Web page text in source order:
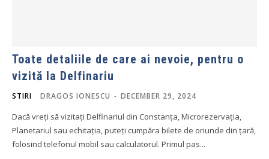
Toate detaliile de care ai nevoie, pentru o
vizită la Delfinariu
STIRI DRAGOS IONESCU - DECEMBER 29, 2024
Dacă vreți să vizitați Delfinariul din Constanța, Microrezervația,
Planetariul sau echitația, puteți cumpăra bilete de oriunde din țară,
folosind telefonul mobil sau calculatorul. Primul pas...